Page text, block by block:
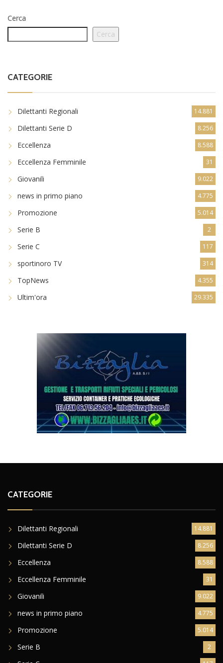
Cerca
Cerca
CATEGORIE
Dilettanti Regionali 14.881
Dilettanti Serie D 8.256
Eccellenza 8.588
Eccellenza Femminile 31
Giovanili 9.022
news in primo piano 4.775
Promozione 5.014
Serie B 2
Serie C 117
sportinoro TV 314
TopNews 4.355
Ultim'ora 29.335
CATEGORIE
Dilettanti Regionali 14.881
Dilettanti Serie D 8.256
Eccellenza 8.588
Eccellenza Femminile 31
Giovanili 9.022
news in primo piano 4.775
Promozione 5.014
Serie B 2